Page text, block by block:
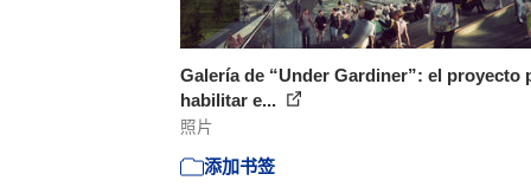
Galería de “Under Gardiner”: el proyecto
habilitar e...
照片
添加书签